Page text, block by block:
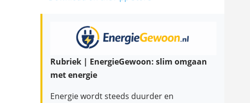
Rubriek | EnergieGewoon: slim omgaan
met energie
Energie wordt steeds duurder en